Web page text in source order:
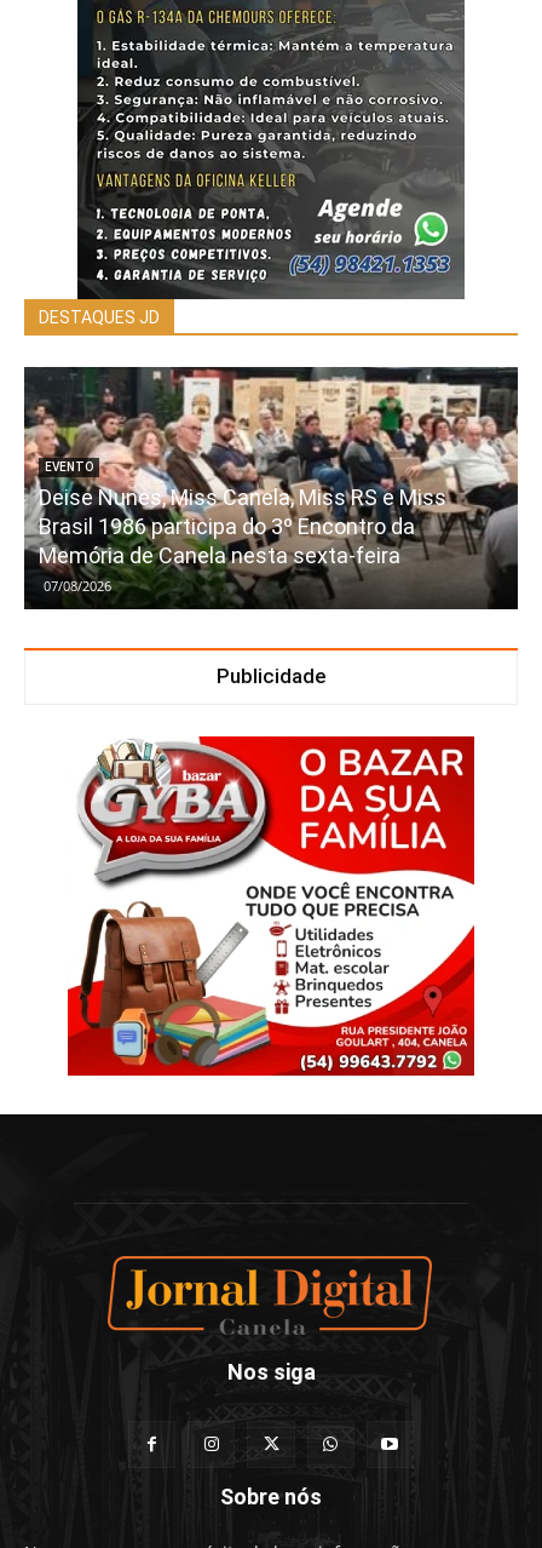
DESTAQUES JD
EVENTO
Deise Nunes, Miss Canela, Miss RS e Miss
Brasil 1986 participa do 3º Encontro da
Memória de Canela nesta sexta-feira
07/08/2026
Publicidade
Nos siga
Sobre nós